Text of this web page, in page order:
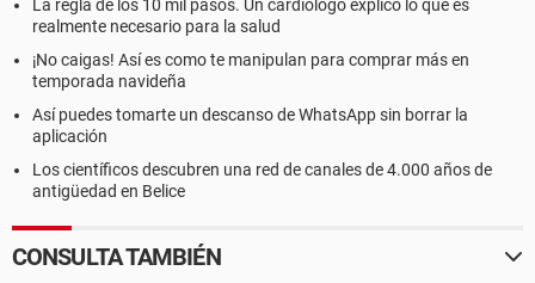
La regla de los 10 mil pasos. Un cardiólogo explicó lo que es
realmente necesario para la salud
¡No caigas! Así es como te manipulan para comprar más en
temporada navideña
Así puedes tomarte un descanso de WhatsApp sin borrar la
aplicación
Los científicos descubren una red de canales de 4.000 años de
antigüedad en Belice
CONSULTA TAMBIÉN